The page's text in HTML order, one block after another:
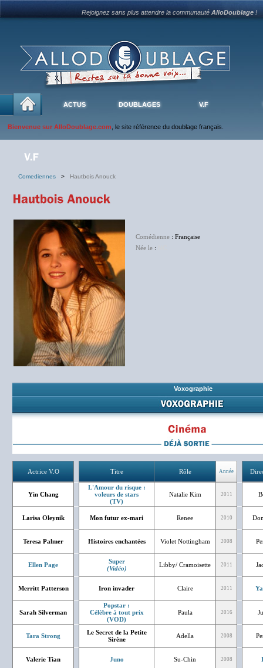
Rejoignez sans plus attendre la communautéAlloDoublage !
ACTUS DOUBLAGES V.F
Bienvenue sur AlloDoublage.com , le site référence du doublage français.
Comediennes > Hautbois Anouck
Comédienne : Française
Née le :
Voxographie
Actrice V.O Titre Rôle Année
Yin Chang
L'Amour du risque :
voleurs de stars
(TV)
Natalie Kim 2011
Larisa Oleynik Mon futur ex-mari Renee 2010
Teresa Palmer Histoires enchantées Violet Nottingham 2008
Ellen Page
Super
(Vidéo)
Libby/ Cramoisette 2011
Merritt Patterson Iron invader Claire 2011
Sarah Silverman
Popstar :
Célèbre à tout prix
(VOD)
Paula 2016
Tara Strong
Le Secret de la Petite
Sirène
Adella 2008
Valerie Tian Juno Su-Chin 2008